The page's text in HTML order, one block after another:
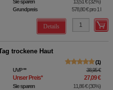
Sie sparen 13,51 €(32%)
Grundpreis
578,80 €pro 1 l
Details
trockene Haut
1
UVP** 38,95 €
Unser Preis* 27,09 €
Sie sparen 11,86 €(30%)